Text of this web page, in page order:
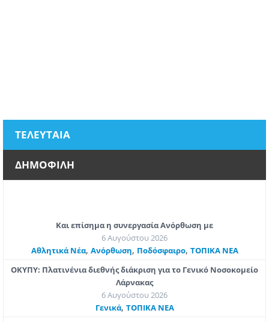
ΤΕΛΕΥΤΑΙΑ
ΔΗΜΟΦΙΛΗ
Και επίσημα η συνεργασία Ανόρθωση με
6 Αυγούστου 2026
Αθλητικά Νέα, Ανόρθωση, Ποδόσφαιρο, ΤΟΠΙΚΑ ΝΕΑ
ΟΚΥΠΥ: Πλατινένια διεθνής διάκριση για το Γενικό Νοσοκομείο
Λάρνακας
6 Αυγούστου 2026
Γενικά, ΤΟΠΙΚΑ ΝΕΑ